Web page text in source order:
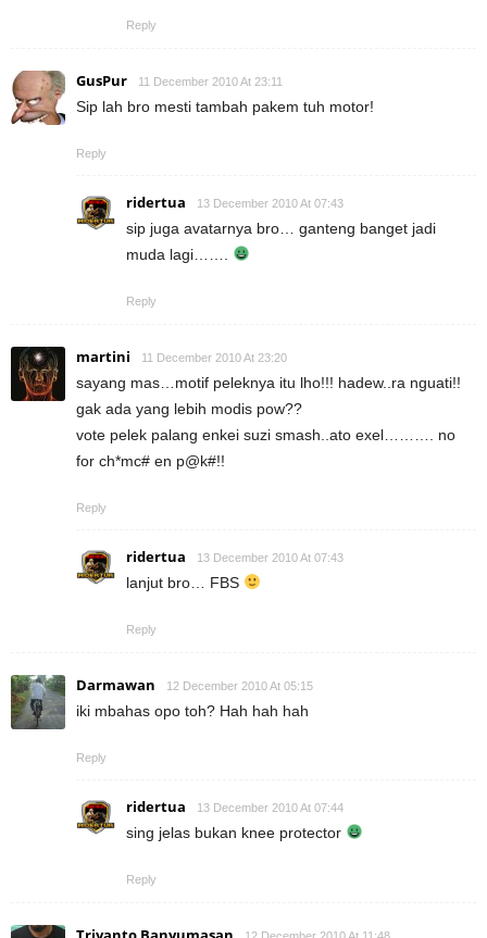
Reply
GusPur 11 December 2010 At 23:11
Sip lah bro mesti tambah pakem tuh motor!
Reply
ridertua 13 December 2010 At 07:43
sip juga avatarnya bro… ganteng banget jadi
muda lagi…….
Reply
martini 11 December 2010 At 23:20
sayang mas…motif peleknya itu lho!!! hadew..ra nguati!!
gak ada yang lebih modis pow??
vote pelek palang enkei suzi smash..ato exel………. no
for ch*mc# en p@k#!!
Reply
ridertua 13 December 2010 At 07:43
lanjut bro… FBS
Reply
Darmawan 12 December 2010 At 05:15
iki mbahas opo toh? Hah hah hah
Reply
ridertua 13 December 2010 At 07:44
sing jelas bukan knee protector
Reply